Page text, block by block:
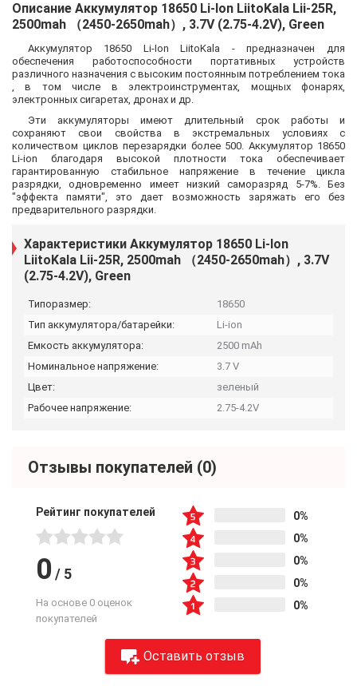
Описание Аккумулятор 18650 Li-Ion LiitoKala Lii-25R,
2500mah （2450-2650mah）, 3.7V (2.75-4.2V), Green
Аккумулятор 18650 Li-Ion LiitoKala - предназначен для
обеспечения работоспособности портативных устройств
различного назначения с высоким постоянным потреблением тока
, в том числе в электроинструментах, мощных фонарях,
электронных сигаретах, дронах и др.
Эти аккумуляторы имеют длительный срок работы и
сохраняют свои свойства в экстремальных условиях с
количеством циклов перезарядки более 500. Аккумулятор 18650
Li-ion благодаря высокой плотности тока обеспечивает
гарантированную стабильное напряжение в течение цикла
разрядки, одновременно имеет низкий саморазряд 5-7%. Без
"эффекта памяти", это дает возможность заряжать его без
предварительного разрядки.
Характеристики Аккумулятор 18650 Li-Ion
LiitoKala Lii-25R, 2500mah （2450-2650mah）, 3.7V
(2.75-4.2V), Green
Типоразмер:
18650
Тип аккумулятора/батарейки:
Li-ion
Емкость аккумулятора:
2500 mAh
Номинальное напряжение:
3.7 V
Цвет:
зеленый
Рабочее напряжение:
2.75-4.2V
Отзывы покупателей (0)
Рейтинг покупателей
0 / 5
На основе 0 оценок
покупателей
0%
0%
0%
0%
0%
Оставить отзыв